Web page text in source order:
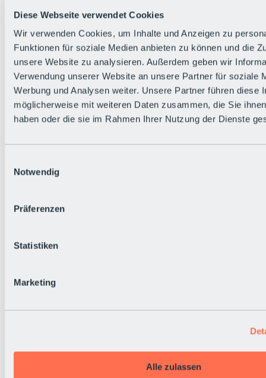
Diese Webseite verwendet Cookies
Wir verwenden Cookies, um Inhalte und Anzeigen zu
Funktionen für soziale Medien anbieten zu können und die
unsere Website zu analysieren. Außerdem geben wir
Verwendung unserer Website an unsere Partner für soziale
Werbung und Analysen weiter. Unsere Partner führen diese
möglicherweise mit weiteren Daten zusammen, die Sie
haben oder die sie im Rahmen Ihrer Nutzung der Dienste
Notwendig
Präferenzen
Statistiken
Marketing
Alle zulassen